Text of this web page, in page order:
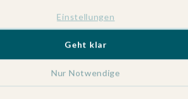
Einstellungen
Nur Notwendige
Geht klar